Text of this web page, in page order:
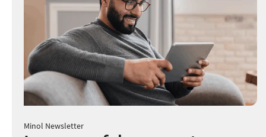
Minol Newsletter